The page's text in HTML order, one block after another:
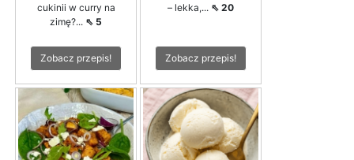
cukinii w curry na
zimę?... ⇖ 5
Zobacz przepis!
– lekka,... ⇖ 20
Zobacz przepis!